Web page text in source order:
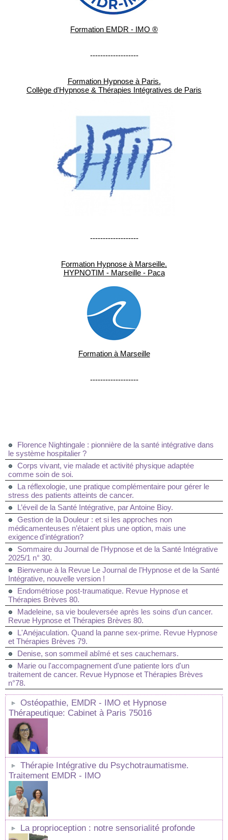
Formation EMDR - IMO ®
-------------------
Formation Hypnose à Paris.
Collège d'Hypnose & Thérapies Intégratives de Paris
-------------------
Formation Hypnose à Marseille.
HYPNOTIM - Marseille - Paca
Formation à Marseille
-------------------
Florence Nightingale : pionnière de la santé intégrative dans
le système hospitalier ?
Corps vivant, vie malade et activité physique adaptée
comme soin de soi.
La réflexologie, une pratique complémentaire pour gérer le
stress des patients atteints de cancer.
L’éveil de la Santé Intégrative, par Antoine Bioy.
Gestion de la Douleur : et si les approches non
médicamenteuses n’étaient plus une option, mais une
exigence d'intégration?
Sommaire du Journal de l'Hypnose et de la Santé Intégrative
2025/1 n° 30.
Bienvenue à la Revue Le Journal de l'Hypnose et de la Santé
Intégrative, nouvelle version !
Endométriose post-traumatique. Revue Hypnose et
Thérapies Brèves 80.
Madeleine, sa vie bouleversée après les soins d'un cancer.
Revue Hypnose et Thérapies Brèves 80.
L'Anéjaculation. Quand la panne sex-prime. Revue Hypnose
et Thérapies Brèves 79.
Denise, son sommeil abîmé et ses cauchemars.
Marie ou l'accompagnement d'une patiente lors d'un
traitement de cancer. Revue Hypnose et Thérapies Brèves
n°78.
Ostéopathie, EMDR - IMO et Hypnose
Thérapeutique: Cabinet à Paris 75016
Thérapie Intégrative du Psychotraumatisme.
Traitement EMDR - IMO
La proprioception : notre sensorialité profonde